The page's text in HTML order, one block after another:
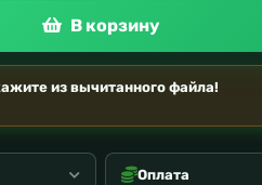
В корзину
из вычитанного файла!
Оплата